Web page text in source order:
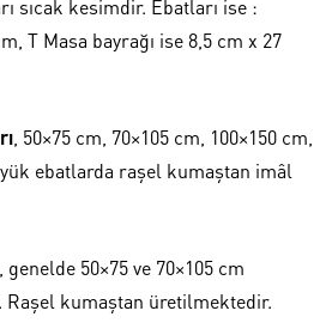
sıcak kesimdir. Ebatları ise :
T Masa bayrağı ise 8,5 cm x 27
, 50×75 cm, 70×105 cm, 100×150 cm,
ebatlarda raşel kumaştan imâl
, genelde 50×75 ve 70×105 cm
Raşel kumaştan üretilmektedir.